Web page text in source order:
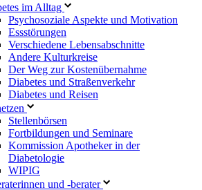
im Alltag
Psychosoziale Aspekte und Motivation
Essstörungen
Verschiedene Lebensabschnitte
Andere Kulturkreise
Der Weg zur Kostenübernahme
Diabetes und Straßenverkehr
Diabetes und Reisen
Stellenbörsen
Fortbildungen und Seminare
Kommission Apotheker in der
Diabetologie
WIPIG
und -berater